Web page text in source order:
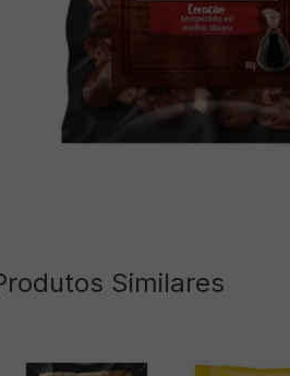
Similares